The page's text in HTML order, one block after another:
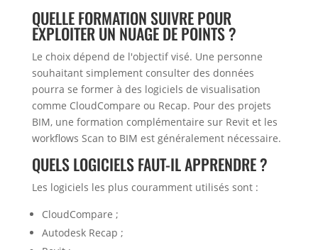
QUELLE FORMATION SUIVRE POUR
EXPLOITER UN NUAGE DE POINTS ?
Le choix dépend de l'objectif visé. Une personne
souhaitant simplement consulter des données
pourra se former à des logiciels de visualisation
comme CloudCompare ou Recap. Pour des projets
BIM, une formation complémentaire sur Revit et les
workflows Scan to BIM est généralement nécessaire.
QUELS LOGICIELS FAUT-IL APPRENDRE ?
Les logiciels les plus couramment utilisés sont :
CloudCompare ;
Autodesk Recap ;